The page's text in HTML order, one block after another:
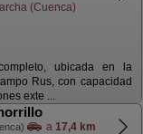
(Cuenca)
ubicada en la
Rus, con capacidad
exte ...
a 17,4 km